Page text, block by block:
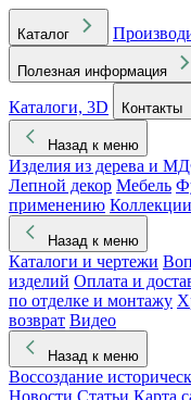
Каталог
Полезная информация
Каталоги, 3D
Контакты
Назад к меню
Изделия из дерева и
Лепной декор Мебель
применению
Назад к меню
Каталоги и чертежи
изделий Оплата и
по отделке и монтажу
возврат Видео
Назад к меню
Воссоздание
Новости Статьи Карта